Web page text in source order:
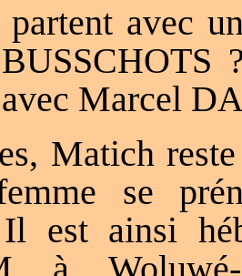
avec
Marcel
Matich
se
Il est ainsi